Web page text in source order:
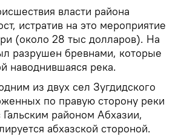
власти района
истратив на это мероприятие
(около 28 тыс долларов). На
разрушен бревнами, которые
наводнившаяся река.
из двух сел Зугдидского
по правую сторону реки
районом Абхазии,
абхазской стороной.